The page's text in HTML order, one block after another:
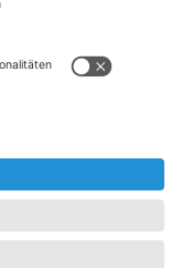
im
können daher schon
nur in begrenzter
zu bestimmten